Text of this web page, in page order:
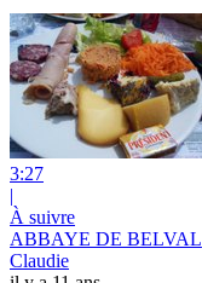
3:27
|
À suivre
ABBAYE DE BELVAL
Claudie